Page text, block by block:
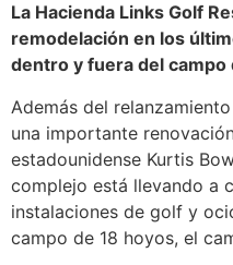
La Hacienda Links Golf
remodelación en los
dentro y fuera del campo
Además del
una importante
estadounidense Kurtis
complejo está llevando a
instalaciones de golf y
campo de 18 hoyos, el